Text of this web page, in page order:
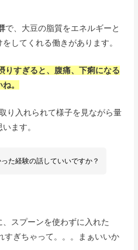
で、大豆の脂質をエネルギーと
してくれる働きがあります。
りすぎると、腹痛、下痢になる
。
り入れられて様子を見ながら量
ます。
た経験の話していいですか？
スプーンを使わずに入れた
すぎちゃって。。。まぁいいか